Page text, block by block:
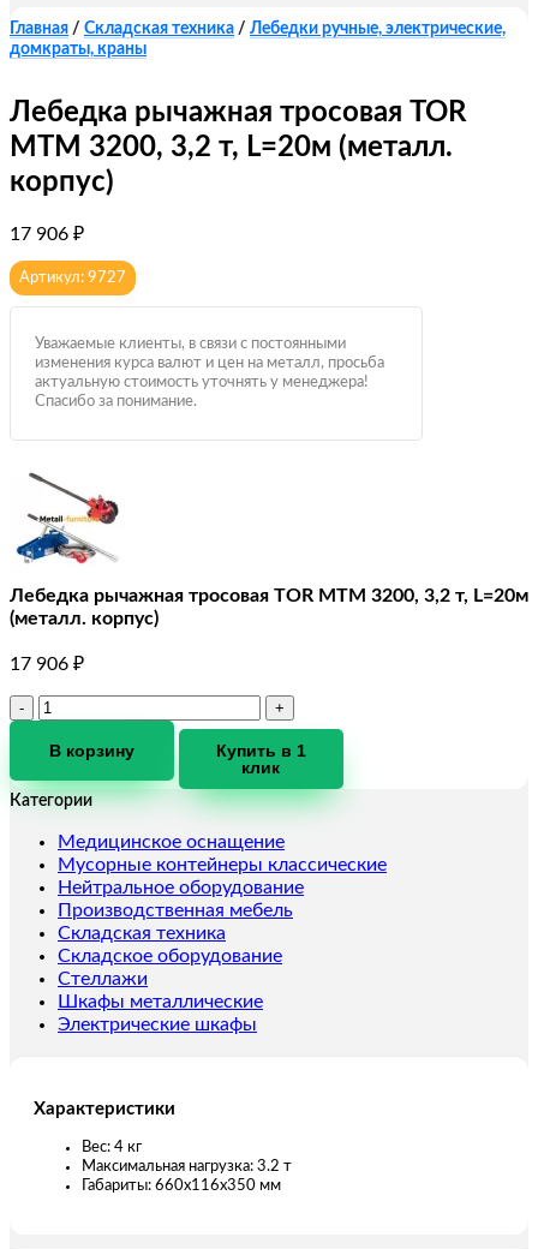
Главная / Складская техника / Лебедки ручные, электрические,
домкраты, краны
Лебедка рычажная тросовая TOR
МТМ 3200, 3,2 т, L=20м (металл.
корпус)
17 906 ₽
Артикул: 9727
Уважаемые клиенты, в связи с постоянными
изменения курса валют и цен на металл, просьба
актуальную стоимость уточнять у менеджера!
Спасибо за понимание.
Лебедка рычажная тросовая TOR МТМ 3200, 3,2 т, L=20м
(металл. корпус)
17 906 ₽
Количество
Лебедка
тросовая
МТМ
3200,
3,2
т,
L=20м
(металл.
корпус)
В корзину
Купить в 1
клик
Категории
Медицинское оснащение
Мусорные контейнеры классические
Нейтральное оборудование
Производственная мебель
Складская техника
Складское оборудование
Стеллажи
Шкафы металлические
Электрические шкафы
Характеристики
Вес: 4 кг
Максимальная нагрузка: 3.2 т
Габариты: 660x116x350 мм